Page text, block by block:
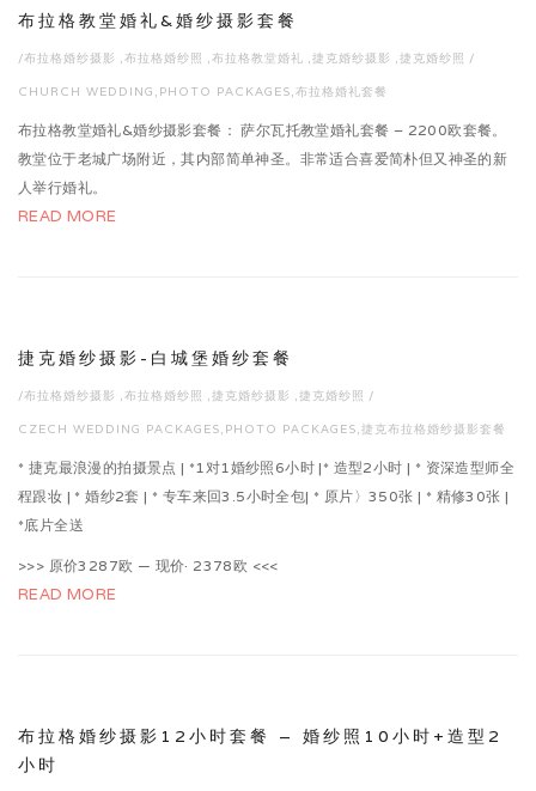
布拉格教堂婚礼&婚纱摄影套餐
/布拉格婚纱摄影 ,布拉格婚纱照 ,布拉格教堂婚礼 ,捷克婚纱摄影 ,捷克婚纱照 /
CHURCH WEDDING , PHOTO PACKAGES,布拉格婚礼套餐
布拉格教堂婚礼&婚纱摄影套餐： 萨尔瓦托教堂婚礼套餐 – 2200欧套餐。
教堂位于老城广场附近，其内部简单神圣。非常适合喜爱简朴但又神圣的新
人举行婚礼。
READ MORE
捷克婚纱摄影-白城堡婚纱套餐
/布拉格婚纱摄影 ,布拉格婚纱照 ,捷克婚纱摄影 ,捷克婚纱照 /
CZECH WEDDING PACKAGES, PHOTO PACKAGES,捷克布拉格婚纱摄影套餐
* 捷克最浪漫的拍摄景点 | *1对1婚纱照6小时 |* 造型2小时 | * 资深造型师全
程跟妆 | * 婚纱2套 | * 专车来回3.5小时全包| * 原片〉350张 | * 精修30张 |
*底片全送
>>> 原价3287欧 — 现价· 2378欧 <<<
READ MORE
布拉格婚纱摄影12小时套餐 – 婚纱照10小时+造型2
小时